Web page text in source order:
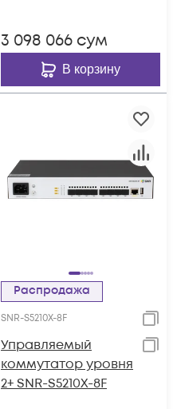
3 098 066 сум
В корзину
Распродажа
SNR-S5210X-8F
Управляемый
коммутатор уровня
2+ SNR-S5210X-8F